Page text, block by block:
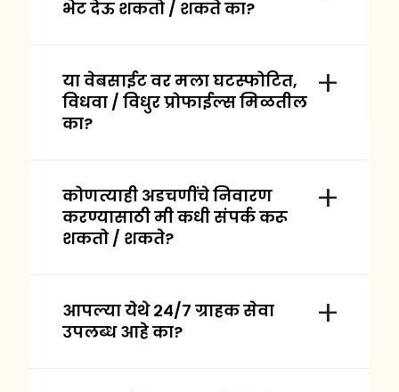
भेट देऊ शकतो / शकते का?
या वेबसाईट वर मला घटस्फोटित,
विधवा / विधुर प्रोफाईल्स मिळतील
का?
कोणत्याही अडचणींचे निवारण
करण्यासाठी मी कधी संपर्क करू
शकतो / शकते?
आपल्या येथे २४/७ ग्राहक सेवा
उपलब्ध आहे का?